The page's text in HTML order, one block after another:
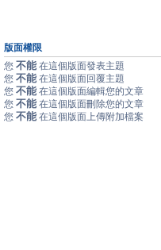
版面權限
您 不能 在這個版面發表主題
您 不能 在這個版面回覆主題
您 不能 在這個版面編輯您的文章
您 不能 在這個版面刪除您的文章
您 不能 在這個版面上傳附加檔案